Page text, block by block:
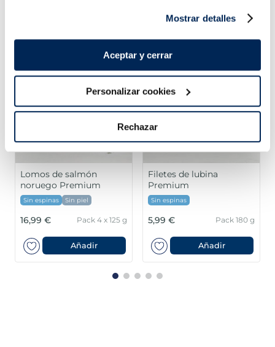
Mostrar detalles
Aceptar y cerrar
Personalizar cookies
Rechazar
Lomos de salmón
noruego Premium
Sin espinas Sin piel
16,99 € Pack 4 x 125 g
Añadir
Filetes de lubina
Premium
Sin espinas
5,99 € Pack 180 g
Añadir